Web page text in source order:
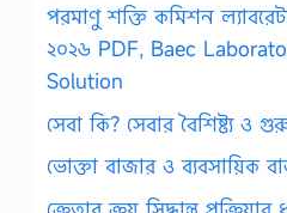
পরমাণু শক্তি কমিশন
২০২৬ PDF, Baec
Solution
সেবা কি? সেবার বৈশিষ্ট্য ও
ভোক্তা বাজার ও ব্যবসায়িক